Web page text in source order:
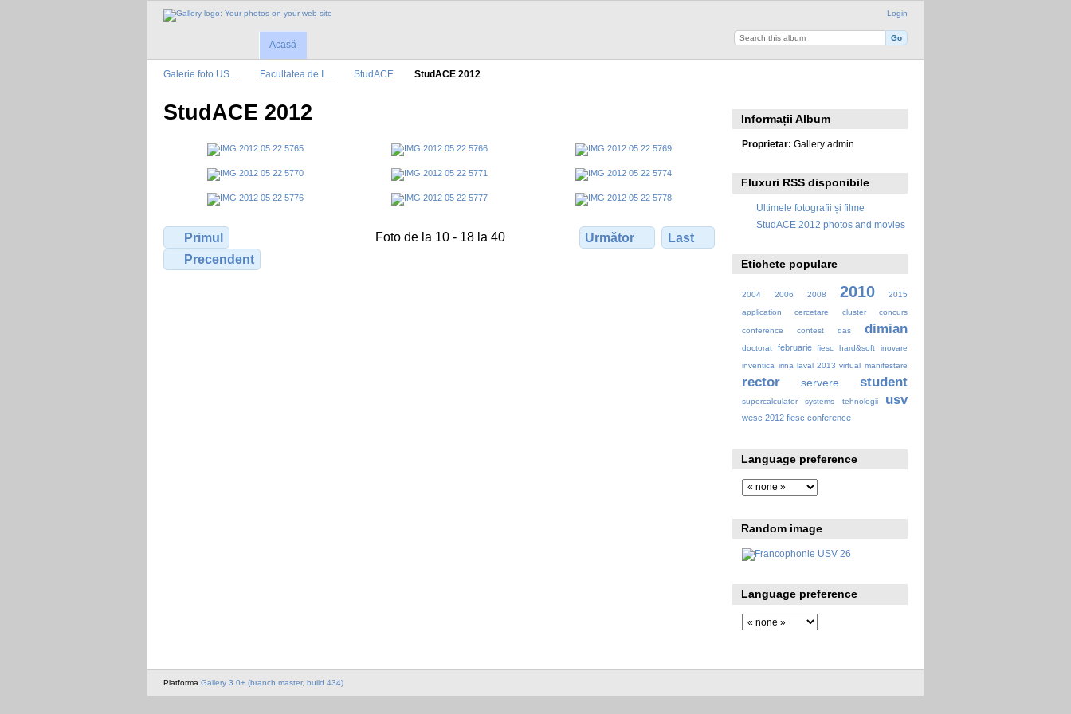
Login
Acasă
Galerie foto US… Facultatea de I… StudACE StudACE 2012
StudACE 2012
Primul
Precendent
Foto de la 10 - 18 la 40 Următor Last
Informații Album
Proprietar: Gallery admin
Fluxuri RSS disponibile
Ultimele fotografii și filme
StudACE 2012 photos and movies
Etichete populare
2004 2006 2008 2010
2015
application
cercetare cluster concurs
conference contest das dimian
doctorat februarie fiesc hard&soft
inovare
inventica irina laval 2013 virtual manifestare
rector servere student
supercalculator systems tehnologii usv
wesc 2012 fiesc conference
Language preference
Random image
Language preference
Platforma Gallery 3.0+ (branch master, build 434)